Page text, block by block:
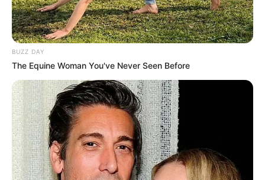
BUZZ DAY
The Equine Woman You've Never Seen Before